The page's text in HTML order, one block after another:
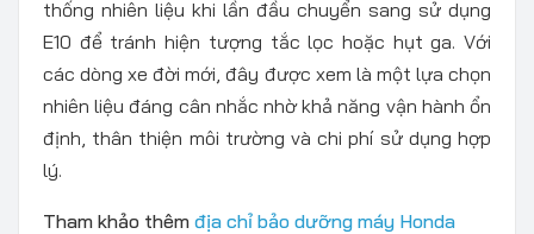
thống nhiên liệu khi lần đầu chuyển sang sử dụng
E10 để tránh hiện tượng tắc lọc hoặc hụt ga. Với
các dòng xe đời mới, đây được xem là một lựa chọn
nhiên liệu đáng cân nhắc nhờ khả năng vận hành ổn
định, thân thiện môi trường và chi phí sử dụng hợp
lý.
Tham khảo thêm địa chỉ bảo dưỡng máy Honda